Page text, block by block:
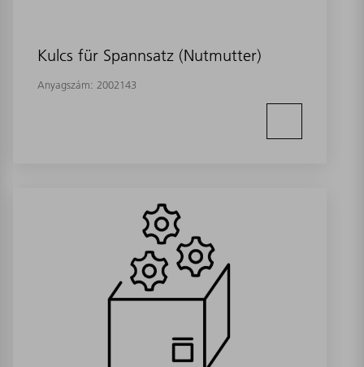
Kulcs für Spannsatz (Nutmutter)
Anyagszám: 2002143